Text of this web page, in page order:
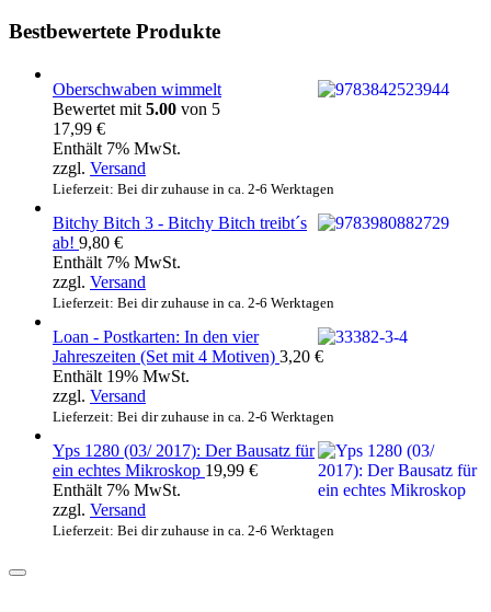
Bestbewertete Produkte
Oberschwaben wimmelt
Bewertet mit 5.00 von 5
17,99 €
Enthält 7% MwSt.
zzgl. Versand
Lieferzeit: Bei dir zuhause in ca. 2-6 Werktagen
Bitchy Bitch 3 - Bitchy Bitch treibt´s
ab! 9,80 €
Enthält 7% MwSt.
zzgl. Versand
Lieferzeit: Bei dir zuhause in ca. 2-6 Werktagen
Loan - Postkarten: In den vier
Jahreszeiten (Set mit 4 Motiven) 3,20 €
Enthält 19% MwSt.
zzgl. Versand
Lieferzeit: Bei dir zuhause in ca. 2-6 Werktagen
Yps 1280 (03/ 2017): Der Bausatz für
ein echtes Mikroskop 19,99 €
Enthält 7% MwSt.
zzgl. Versand
Lieferzeit: Bei dir zuhause in ca. 2-6 Werktagen